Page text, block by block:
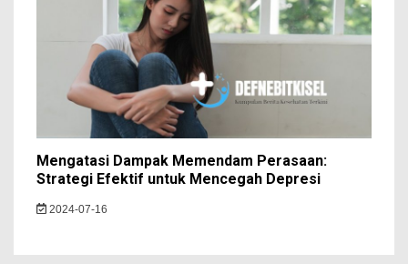
Mengatasi Dampak Memendam Perasaan:
Strategi Efektif untuk Mencegah Depresi
2024-07-16